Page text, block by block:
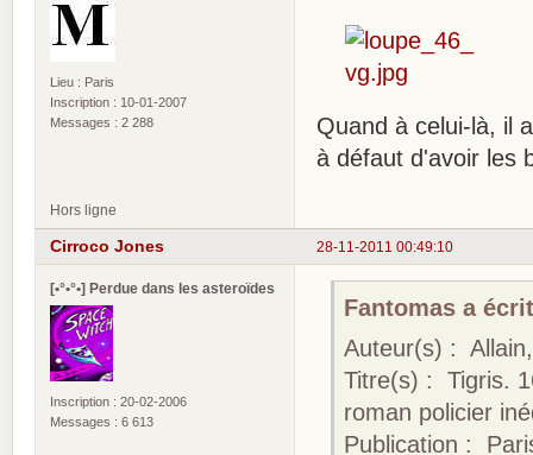
Lieu : Paris
Inscription : 10-01-2007
Messages : 2 288
Quand à celui-là, il
à défaut d'avoir les
Hors ligne
28-11-2011 00:49:10
Cirroco Jones
[•°•°•] Perdue dans les asteroïdes
Inscription : 20-02-2006
Messages : 6 613
Fantomas a
Auteur(s) :
Titre(s) : Tigris.
roman policier
Publication :